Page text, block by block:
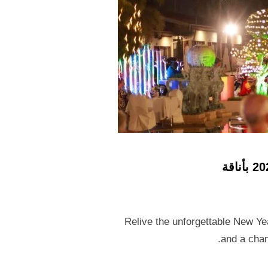
Relive the unforgettable New
and a